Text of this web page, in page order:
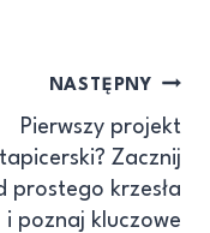
NASTĘPNY
Pierwszy projekt
tapicerski? Zacznij
prostego krzesła
i poznaj kluczowe